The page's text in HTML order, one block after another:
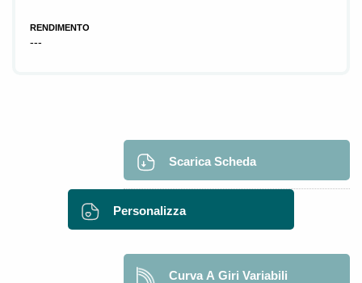
RENDIMENTO
---
Scarica Scheda
Personalizza
Curva A Giri Variabili